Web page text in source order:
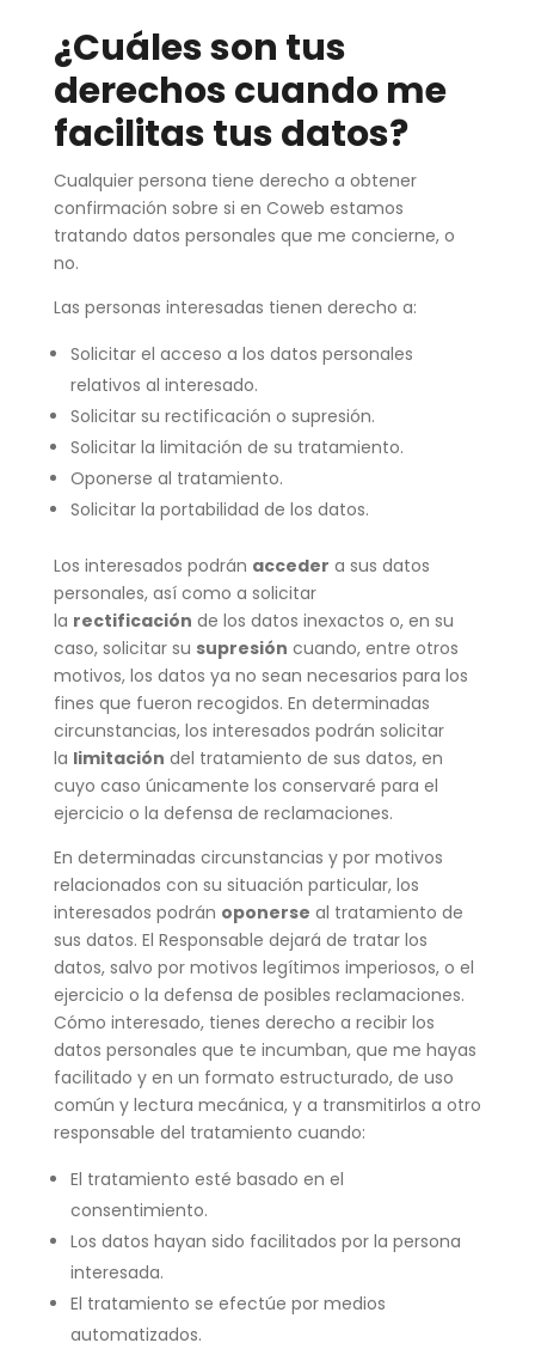
¿Cuáles son tus
derechos cuando me
facilitas tus datos?
Cualquier persona tiene derecho a obtener
confirmación sobre si en Coweb estamos
tratando datos personales que me concierne, o
no.
Las personas interesadas tienen derecho a:
Solicitar el acceso a los datos personales
relativos al interesado.
Solicitar su rectificación o supresión.
Solicitar la limitación de su tratamiento.
Oponerse al tratamiento.
Solicitar la portabilidad de los datos.
Los interesados podrán acceder a sus datos
personales, así como a solicitar
la rectificación de los datos inexactos o, en su
caso, solicitar su supresión cuando, entre otros
motivos, los datos ya no sean necesarios para los
fines que fueron recogidos. En determinadas
circunstancias, los interesados podrán solicitar
la limitación del tratamiento de sus datos, en
cuyo caso únicamente los conservaré para el
ejercicio o la defensa de reclamaciones.
En determinadas circunstancias y por motivos
relacionados con su situación particular, los
interesados podrán oponerse al tratamiento de
sus datos. El Responsable dejará de tratar los
datos, salvo por motivos legítimos imperiosos, o el
ejercicio o la defensa de posibles reclamaciones.
Cómo interesado, tienes derecho a recibir los
datos personales que te incumban, que me hayas
facilitado y en un formato estructurado, de uso
común y lectura mecánica, y a transmitirlos a otro
responsable del tratamiento cuando:
El tratamiento esté basado en el
consentimiento.
Los datos hayan sido facilitados por la persona
interesada.
El tratamiento se efectúe por medios
automatizados.